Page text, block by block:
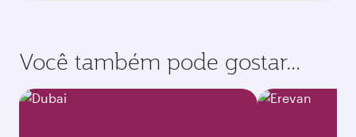
Você também pode gostar...